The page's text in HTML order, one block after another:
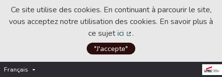
Ce site utilise des cookies. En continuant à parcourir le site,
vous acceptez notre utilisation des cookies. En savoir plus à
ce sujetici
(Lien externe)
.
"J'accepte"
Français Choisir la langue